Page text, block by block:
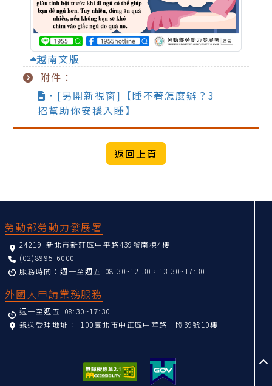
越南文版
附件：
‧[另開新視窗]【睡不著怎麼辦？3
招幫助你安穩入睡】
勞動部勞動力發展署
24219 新北市新莊區中平路439號南棟4樓
(02)8995-6000
服務時間：週一至週五 08:30~12:30，13:30~17:30
外國人申請業務服務
週一至週五 08:30~17:30
親送受理地址： 100臺北市中正區中華路一段39號10樓
至